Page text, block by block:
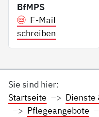
BfMPS
E-Mail
schreiben
Sie sind hier:
Startseite
Dienste
Pflegeangebote